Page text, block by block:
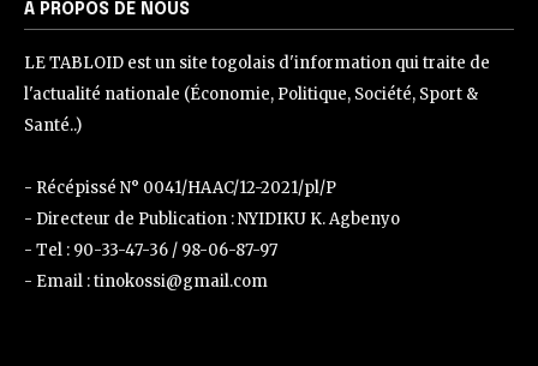
A PROPOS DE NOUS
LE TABLOID est un site togolais d'information qui traite de
l'actualité nationale (Économie, Politique, Société, Sport &
Santé..)
- Récépissé N° 0041/HAAC/12-2021/pl/P
- Directeur de Publication : NYIDIKU K. Agbenyo
- Tel : 90-33-47-36 / 98-06-87-97
- Email : tinokossi@gmail.com